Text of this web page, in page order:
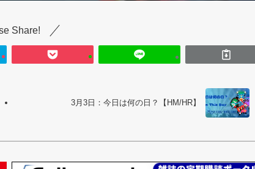
Share!
3月3日：今日は何の日？【HM/HR】